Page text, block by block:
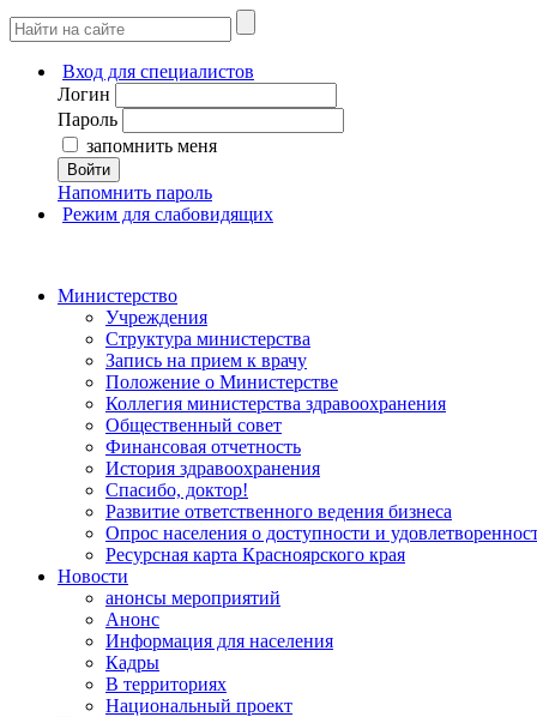
Вход для специалистов
Логин
Пароль
запомнить меня
Войти
Напомнить пароль
Режим для слабовидящих
Министерство
Учреждения
Структура министерства
Запись на прием к врачу
Положение о Министерстве
Коллегия министерства здравоохранения
Общественный совет
Финансовая отчетность
История здравоохранения
Спасибо, доктор!
Развитие ответственного ведения бизнеса
Опрос населения о доступности и
Ресурсная карта Красноярского края
Новости
анонсы мероприятий
Анонс
Информация для населения
Кадры
В территориях
Национальный проект